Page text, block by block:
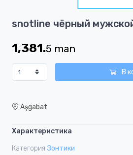
1
8
snotline чёрный
1,381.5 man
В
Aşgabat
Характеристика
Категория Зонтики